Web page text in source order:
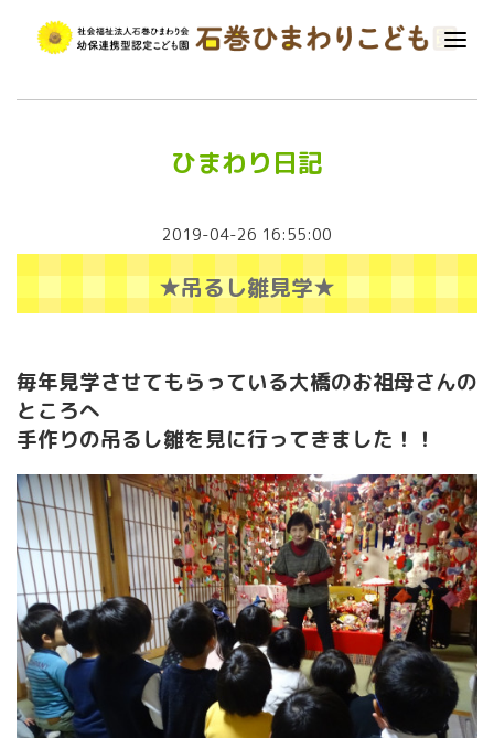
ひまわり日記
2019-04-26 16:55:00
★吊るし雛見学★
毎年見学させてもらっている大橋のお祖母さんの
ところへ
手作りの吊るし雛を見に行ってきました！！